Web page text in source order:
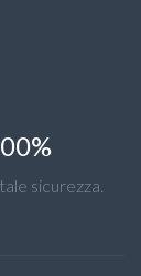
sicurezza.